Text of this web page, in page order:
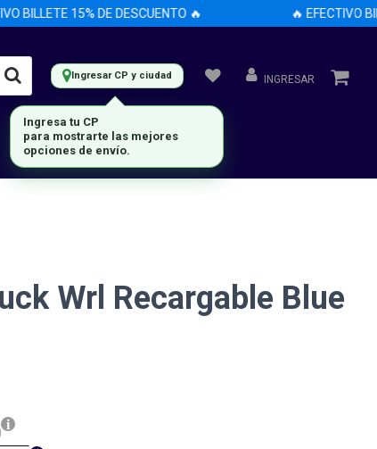
BILLETE 15% DE DESCUENTO 🔥 🔥 EFECTIVO
Ingresar CP y ciudad INGRESAR
Wrl Recargable Blue
Ingresa tu CP
para mostrarte las mejores
opciones de envío.